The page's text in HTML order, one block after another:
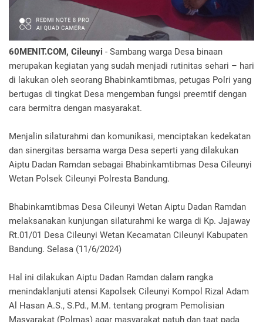
60MENIT.COM, Cileunyi - Sambang warga Desa binaan
merupakan kegiatan yang sudah menjadi rutinitas sehari – hari
di lakukan oleh seorang Bhabinkamtibmas, petugas Polri yang
bertugas di tingkat Desa mengemban fungsi preemtif dengan
cara bermitra dengan masyarakat.
Menjalin silaturahmi dan komunikasi, menciptakan kedekatan
dan sinergitas bersama warga Desa seperti yang dilakukan
Aiptu Dadan Ramdan sebagai Bhabinkamtibmas Desa Cileunyi
Wetan Polsek Cileunyi Polresta Bandung.
Bhabinkamtibmas Desa Cileunyi Wetan Aiptu Dadan Ramdan
melaksanakan kunjungan silaturahmi ke warga di Kp. Jajaway
Rt.01/01 Desa Cileunyi Wetan Kecamatan Cileunyi Kabupaten
Bandung. Selasa (11/6/2024)
Hal ini dilakukan Aiptu Dadan Ramdan dalam rangka
menindaklanjuti atensi Kapolsek Cileunyi Kompol Rizal Adam
Al Hasan A.S., S.Pd., M.M. tentang program Pemolisian
Masyarakat (Polmas) agar masyarakat patuh dan taat pada